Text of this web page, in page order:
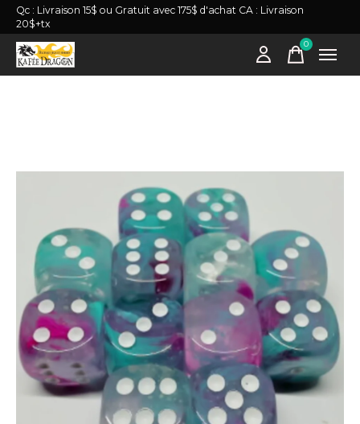
Qc : Livraison 15$ ou Gratuit avec 175$ d'achat CA : Livraison
20$+tx
0items